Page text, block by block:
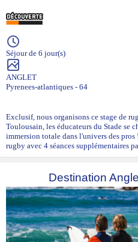
Séjour de 6 jour(s)
ANGLET
Pyrenees-atlantiques - 64
Exclusif, nous organisons ce stage de
Toulousain, les éducateurs du Stade se
immersion totale dans l'univers des
rugby avec 4 séances supplémentaires
Destination